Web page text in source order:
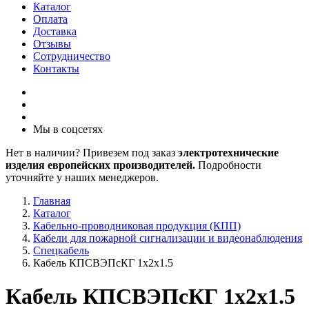
Каталог
Оплата
Доставка
Отзывы
Сотрудничество
Контакты
Мы в соцсетях
Нет в наличии? Привезем под заказ электротехнические
изделия европейских производителей. Подробности
уточняйте у наших менеджеров.
Главная
Каталог
Кабельно-проводниковая продукция (КПП)
Кабели для пожарной сигнализации и видеонаблюдения
Спецкабель
Кабель КПСВЭПсКГ 1х2х1.5
Кабель КПСВЭПсКГ 1х2х1.5